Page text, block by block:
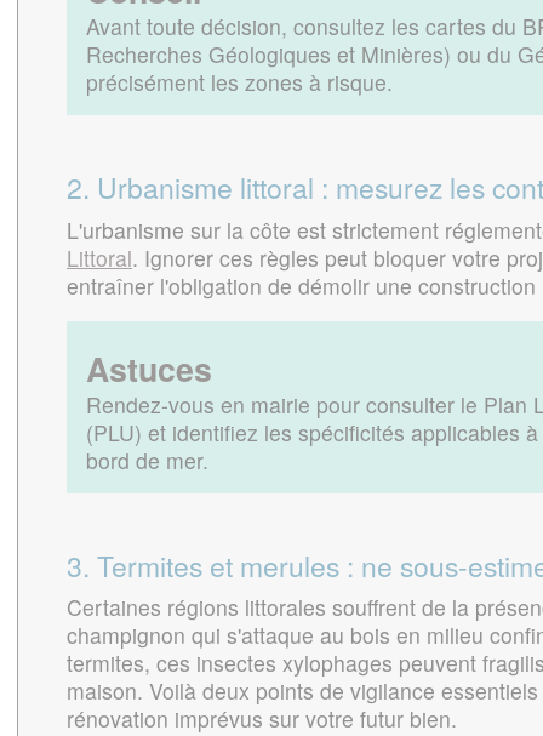
Avant toute décision, consultez les cartes du
Recherches Géologiques et Minières) ou du
précisément les zones à risque.
2. Urbanisme littoral : mesurez les
L'urbanisme sur la côte est strictement
Littoral. Ignorer ces règles peut bloquer votre
entraîner l'obligation de démolir une
Astuces
Rendez-vous en mairie pour consulter le Plan
(PLU) et identifiez les spécificités applicables
bord de mer.
3. Termites et merules : ne sous-
Certaines régions littorales souffrent de la
champignon qui s'attaque au bois en milieu
termites, ces insectes xylophages peuvent
maison. Voilà deux points de vigilance
rénovation imprévus sur votre futur bien.